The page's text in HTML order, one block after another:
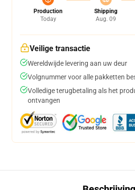
Production
Today
Shipping
Aug. 09
Veilige transactie
Wereldwijde levering aan uw deur
Volgnummer voor alle pakketten
Volledige terugbetaling als het
ontvangen